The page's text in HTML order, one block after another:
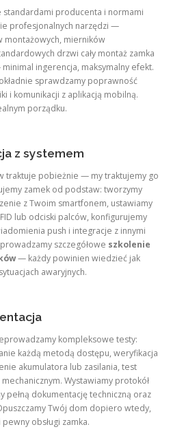
producenta i normami
profesjonalnych narzędzi —
montażowych, mierników
drzwi cały montaż zamka
ingerencja, maksymalny efekt.
sprawdzamy poprawność
i komunikacji z aplikacją mobilną.
porządku.
z systemem
traktuje pobieżnie — my traktujemy go
zamek od podstaw: tworzymy
z Twoim smartfonem, ustawiamy
lub odciski palców, konfigurujemy
push i integracje z innymi
szczegółowe szkolenie
— każdy powinien wiedzieć jak
awaryjnych.
kompleksowe testy:
każdą metodą dostępu, weryfikacja
akumulatora lub zasilania, test
Wystawiamy protokół
pełną dokumentację techniczną oraz
Twój dom dopiero wtedy,
obsługi zamka.